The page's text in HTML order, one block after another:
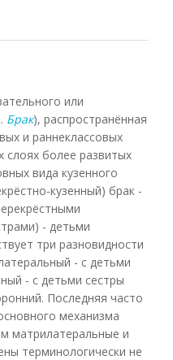
или
Брак), распространённая
и раннеклассовых
слоях более развитых
вида кузенного
кузенный) брак -
- детьми
три разновидности
- с детьми
- с детьми сестры
Последняя часто
механизма
матрилатеральные и
терминологически не